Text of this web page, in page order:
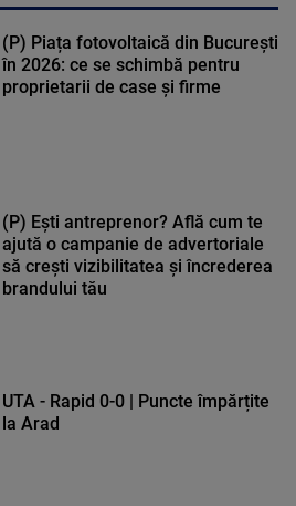
(P) Piața fotovoltaică din București
în 2026: ce se schimbă pentru
proprietarii de case și firme
(P) Ești antreprenor? Află cum te
ajută o campanie de advertoriale
să crești vizibilitatea și încrederea
brandului tău
UTA - Rapid 0-0 | Puncte împărțite
la Arad